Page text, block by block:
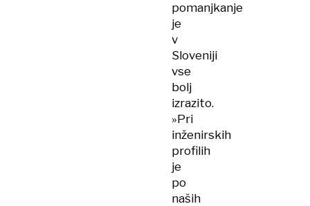
pomanjkanje
je
v
Sloveniji
vse
bolj
izrazito.
»Pri
inženirskih
profilih
je
po
naših